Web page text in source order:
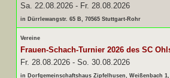
Sa. 22.08.2026 - Fr. 28.08.2026
in Dürrlewangstr. 65 B, 70565 Stuttgart-Rohr
Vereine
Frauen-Schach-Turnier 2026 des SC
Fr. 28.08.2026 - So. 30.08.2026
in Dorfgemeinschaftshaus Zipfelhusen, Weißenbach 1,